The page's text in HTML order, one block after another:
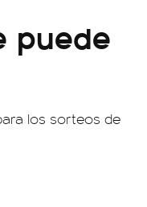
puede
los sorteos de